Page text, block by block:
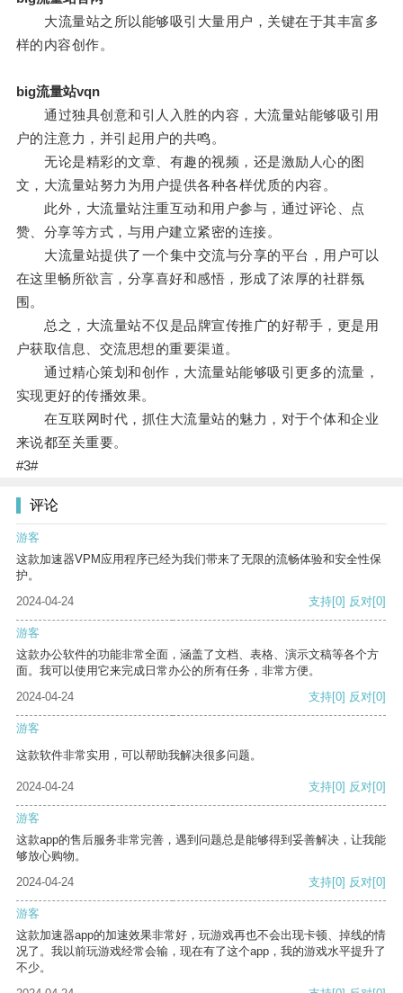
大流量站之所以能够吸引大量用户，关键在于其丰富多
样的内容创作。
big流量站vqn
通过独具创意和引人入胜的内容，大流量站能够吸引用
户的注意力，并引起用户的共鸣。
无论是精彩的文章、有趣的视频，还是激励人心的图
文，大流量站努力为用户提供各种各样优质的内容。
此外，大流量站注重互动和用户参与，通过评论、点
赞、分享等方式，与用户建立紧密的连接。
大流量站提供了一个集中交流与分享的平台，用户可以
在这里畅所欲言，分享喜好和感悟，形成了浓厚的社群氛
围。
总之，大流量站不仅是品牌宣传推广的好帮手，更是用
户获取信息、交流思想的重要渠道。
通过精心策划和创作，大流量站能够吸引更多的流量，
实现更好的传播效果。
在互联网时代，抓住大流量站的魅力，对于个体和企业
来说都至关重要。
#3#
评论
游客
这款加速器VPM应用程序已经为我们带来了无限的流畅体验和安全性保
护。
2024-04-24
支持[0] 反对[0]
游客
这款办公软件的功能非常全面，涵盖了文档、表格、演示文稿等各个方
面。我可以使用它来完成日常办公的所有任务，非常方便。
2024-04-24
支持[0] 反对[0]
游客
这款软件非常实用，可以帮助我解决很多问题。
2024-04-24 支持[0] 反对[0]
游客
这款app的售后服务非常完善，遇到问题总是能够得到妥善解决，让我能
够放心购物。
2024-04-24
支持[0] 反对[0]
游客
这款加速器app的加速效果非常好，玩游戏再也不会出现卡顿、掉线的情
况了。我以前玩游戏经常会输，现在有了这个app，我的游戏水平提升了
不少。